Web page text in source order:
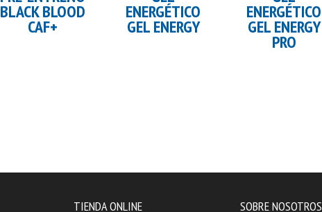
BLACK BLOOD
CAF+
ENERGÉTICO
GEL ENERGY
ENERGÉTICO
GEL ENERGY
PRO
TIENDA ONLINE SOBRE NOSOTROS